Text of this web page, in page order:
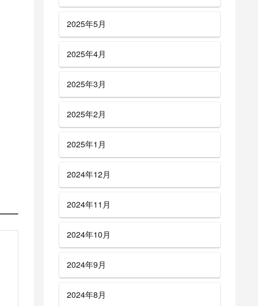
2025年5月
2025年4月
2025年3月
2025年2月
2025年1月
2024年12月
2024年11月
2024年10月
2024年9月
2024年8月